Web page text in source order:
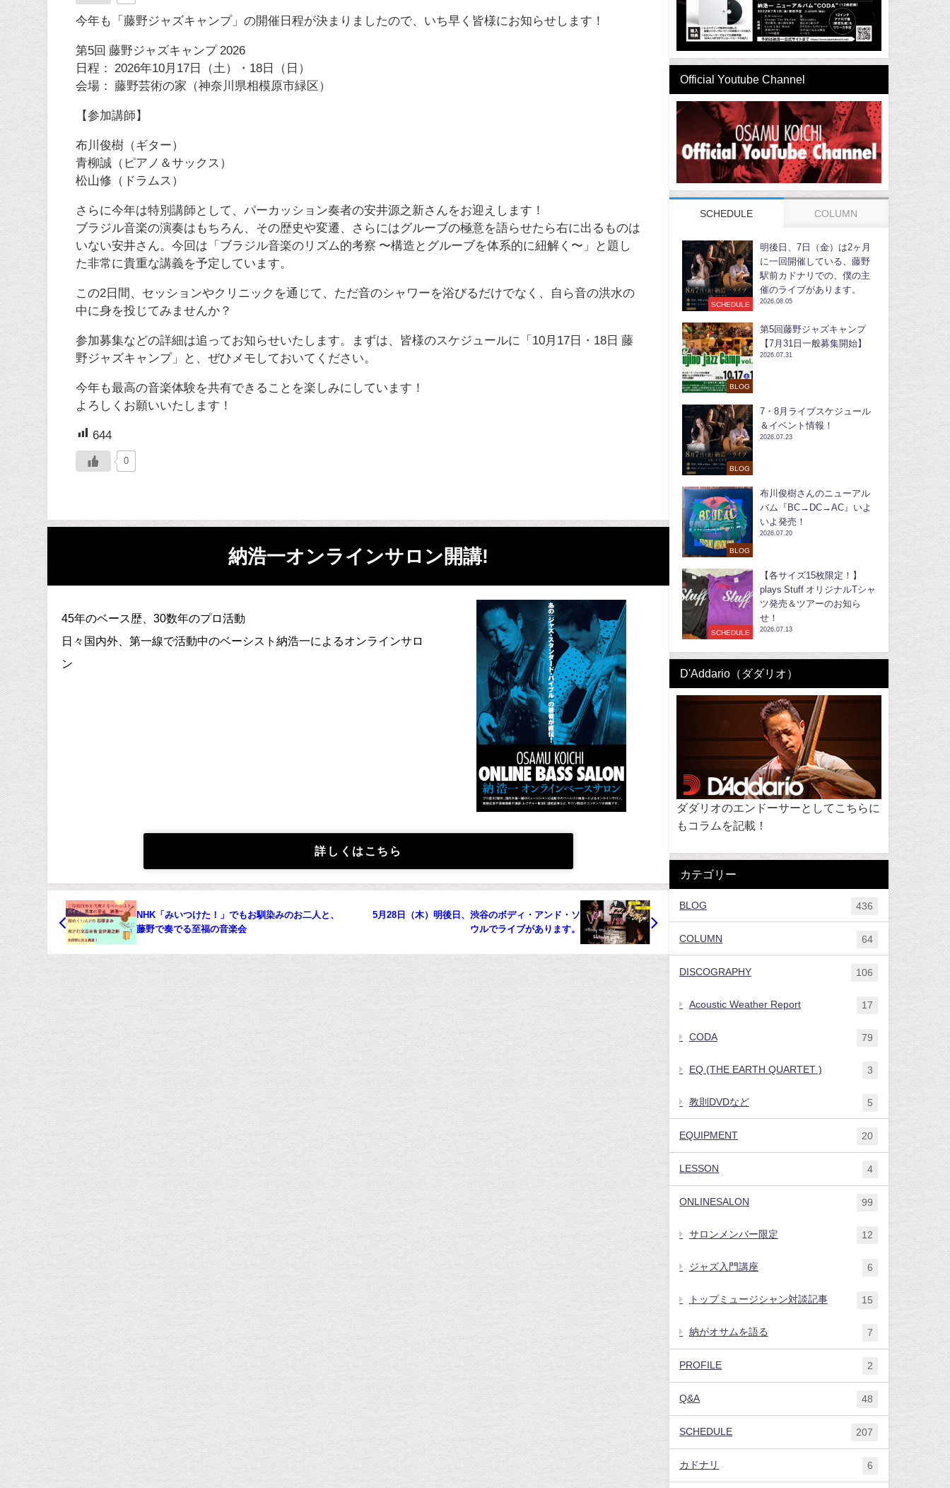
今年も「藤野ジャズキャンプ」の開催日程が決まりましたので、いち早く皆様にお知らせします！
第5回 藤野ジャズキャンプ 2026
日程： 2026年10月17日（土）・18日（日）
会場： 藤野芸術の家（神奈川県相模原市緑区）
【参加講師】
布川俊樹（ギター）
青柳誠（ピアノ＆サックス）
松山修（ドラムス）
さらに今年は特別講師として、パーカッション奏者の安井源之新さんをお迎えします！
ブラジル音楽の演奏はもちろん、その歴史や変遷、さらにはグルーブの極意を語らせたら右に出るものは
いない安井さん。今回は「ブラジル音楽のリズム的考察 〜構造とグルーブを体系的に紐解く〜」と題し
た非常に貴重な講義を予定しています。
この2日間、セッションやクリニックを通じて、ただ音のシャワーを浴びるだけでなく、自ら音の洪水の
中に身を投じてみませんか？
参加募集などの詳細は追ってお知らせいたします。まずは、皆様のスケジュールに「10月17日・18日 藤
野ジャズキャンプ」と、ぜひメモしておいてください。
今年も最高の音楽体験を共有できることを楽しみにしています！
よろしくお願いいたします！
644
0
納浩一オンラインサロン開講!
45年のベース歴、30数年のプロ活動
日々国内外、第一線で活動中のベーシスト納浩一によるオンラインサロ
ン
詳しくはこちら
NHK「みいつけた！」でもお馴染みのお二人と、
藤野で奏でる至福の音楽会
5月28日（木）明後日、渋谷のボディ・アンド・ソ
ウルでライブがあります。
Official Youtube Channel
SCHEDULE COLUMN
SCHEDULE
明後日、7日（金）は2ヶ月
に一回開催している、藤野
駅前カドナリでの、僕の主
催のライブがあります。
2026.08.05
BLOG
第5回藤野ジャズキャンプ
【7月31日一般募集開始】
2026.07.31
BLOG
7・8月ライブスケジュール
＆イベント情報！
2026.07.23
BLOG
布川俊樹さんのニューアル
バム『BC→DC→AC』いよ
いよ発売！
2026.07.20
SCHEDULE
【各サイズ15枚限定！】
plays Stuff オリジナルTシャ
ツ発売＆ツアーのお知ら
せ！
2026.07.13
D'Addario（ダダリオ）
ダダリオのエンドーサーとしてこちらに
もコラムを記載！
カテゴリー
BLOG 436
COLUMN 64
DISCOGRAPHY 106
Acoustic Weather Report 17
CODA 79
EQ (THE EARTH QUARTET ) 3
教則DVDなど 5
EQUIPMENT 20
LESSON 4
ONLINESALON 99
サロンメンバー限定 12
ジャズ入門講座 6
トップミュージシャン対談記事 15
納がオサムを語る 7
PROFILE 2
Q&A 48
SCHEDULE 207
カドナリ 6